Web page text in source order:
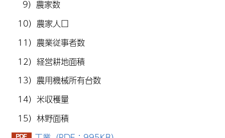
9）農家数
10）農家人口
11）農業従事者数
12）経営耕地面積
13）農用機械所有台数
14）米収穫量
15）林野面積